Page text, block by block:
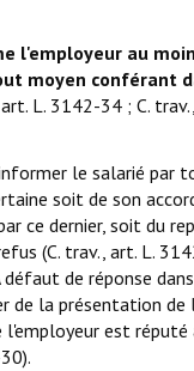
l'employeur au
moyen conférant
art. L. 3142-34 ; C.
le salarié par
soit de son
ce dernier, soit du
(C. trav., art. L.
de réponse
de la présentation de
l'employeur est réputé